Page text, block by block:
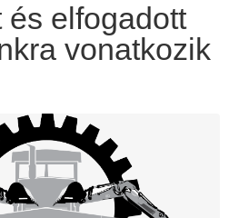
és elfogadott
vonatkozik